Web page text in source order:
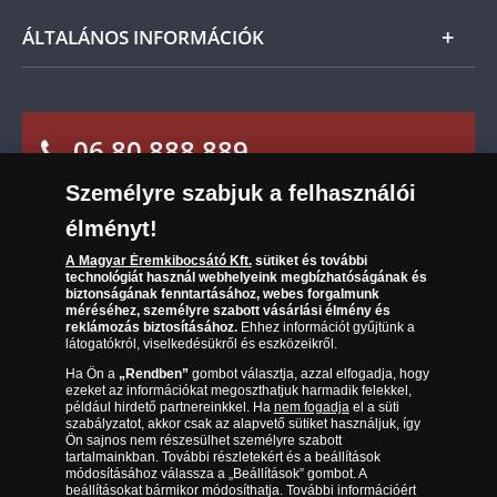
termék árát, akkor azt visszatérítjük Önnek.
Ügyfélszolgálat
Leiratkozás a hírlevélről
ÁLTALÁNOS INFORMÁCIÓK
Sütik (cookies) használata
Süti (cookies)Beállítások
Társaságunkról
Az érmék és érmek ára és értéke
Gyakran ismételt kérdések
Adatkezelés
06 80 888 889
(díjmentesen hívható hétfőtől csütörtökig 9.00 és 17.00
óra között, péntekenként 9.00 és 15.00 óra között)
Személyre szabjuk a felhasználói
élményt!
A Magyar Éremkibocsátó Kft.sütiket és további
technológiát használ webhelyeink megbízhatóságának és
biztonságának fenntartásához, webes forgalmunk
méréséhez, személyre szabott vásárlási élmény és
reklámozás biztosításához.Ehhez információt gyűjtünk a
látogatókról, viselkedésükről és eszközeikről.
Ha Ön a „Rendben”gombot választja, azzal elfogadja, hogy
ezeket az információkat megoszthatjuk harmadik felekkel,
például hirdető partnereinkkel. Ha nem fogadjael a süti
szabályzatot, akkor csak az alapvető sütiket használjuk, így
Ön sajnos nem részesülhet személyre szabott
tartalmainkban. További részletekért és a beállítások
módosításához válassza a „Beállítások” gombot. A
beállításokat bármikor módosíthatja. További információért